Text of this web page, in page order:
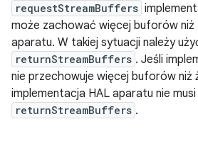
requestStreamBuffers
może zachować więcej buforów niż
aparatu. W takiej sytuacji należy
returnStreamBuffers . Jeśli
nie przechowuje więcej buforów niż
implementacja HAL aparatu nie
returnStreamBuffers .